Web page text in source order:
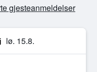
gjesteanmeldelser
lø. 15.8.